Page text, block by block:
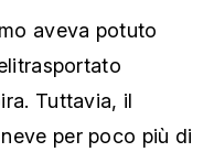
aveva potuto
Tuttavia, il
per poco più di